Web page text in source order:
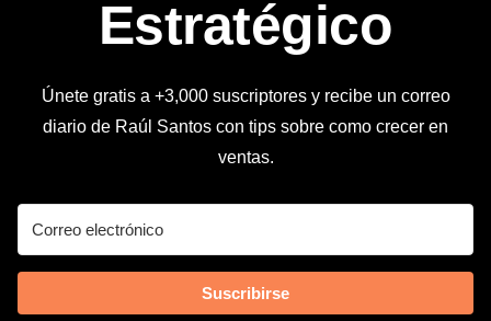
Estratégico
Únete gratis a +3,000 suscriptores y recibe un correo
diario de Raúl Santos con tips sobre como crecer en
ventas.
Suscribirse